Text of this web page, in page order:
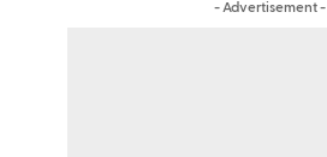
- Advertisement -